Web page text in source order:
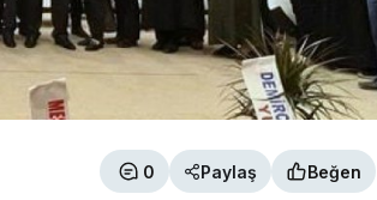
0 Paylaş Beğen